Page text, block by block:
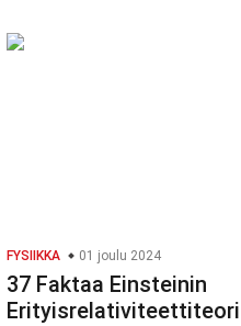
FYSIIKKA 01 joulu 2024
37 Faktaa Einsteinin